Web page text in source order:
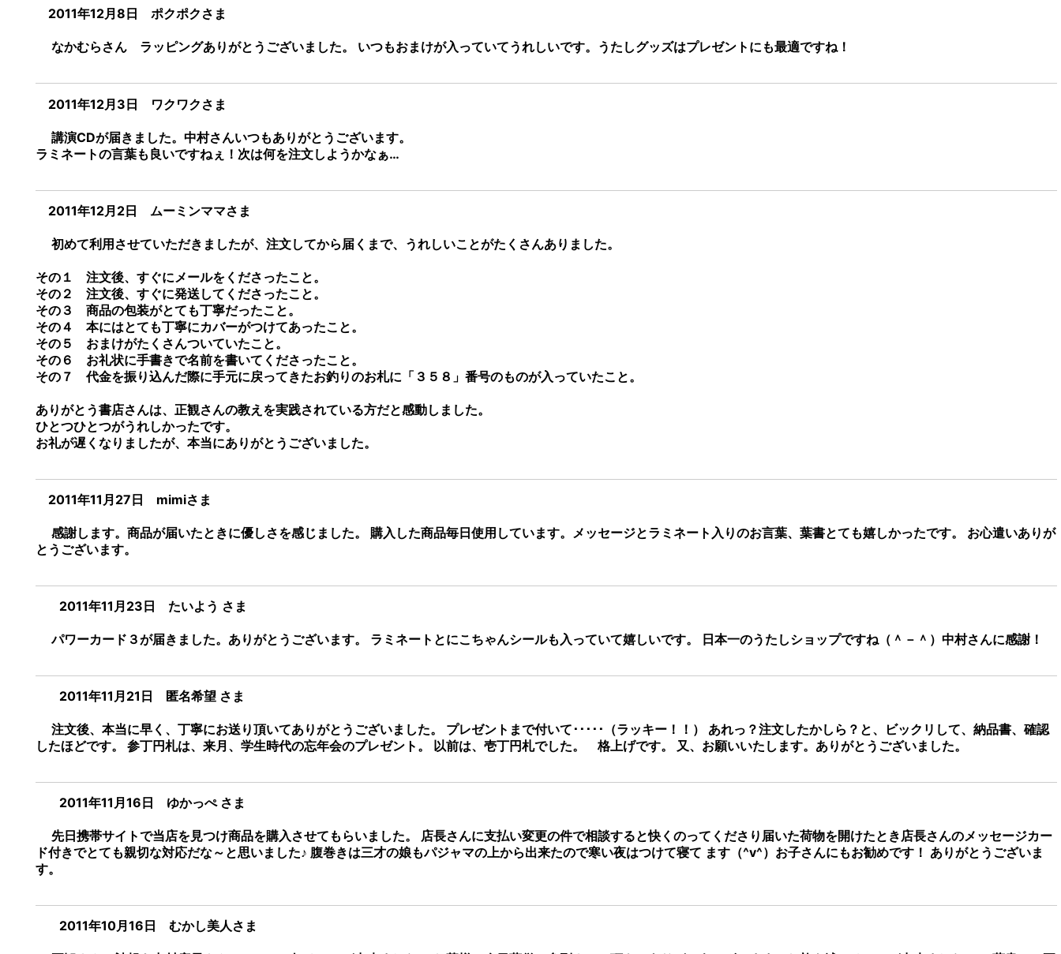
2011年12月8日 ポクポクさま
なかむらさん ラッピングありがとうございました。 いつもおまけが入っていてうれしいです。うたしグッズはプレゼントにも最適ですね！
2011年12月3日 ワクワクさま
講演CDが届きました。中村さんいつもありがとうございます。
ラミネートの言葉も良いですねぇ！次は何を注文しようかなぁ…
2011年12月2日 ムーミンママさま
初めて利用させていただきましたが、注文してから届くまで、うれしいことがたくさんありました。
その１ 注文後、すぐにメールをくださったこと。
その２ 注文後、すぐに発送してくださったこと。
その３ 商品の包装がとても丁寧だったこと。
その４ 本にはとても丁寧にカバーがつけてあったこと。
その５ おまけがたくさんついていたこと。
その６ お礼状に手書きで名前を書いてくださったこと。
その７ 代金を振り込んだ際に手元に戻ってきたお釣りのお札に「３５８」番号のものが入っていたこと。
ありがとう書店さんは、正観さんの教えを実践されている方だと感動しました。
ひとつひとつがうれしかったです。
お礼が遅くなりましたが、本当にありがとうございました。
2011年11月27日 mimiさま
感謝します。商品が届いたときに優しさを感じました。 購入した商品毎日使用しています。メッセージとラミネート入りのお言葉、葉書とても嬉しかったです。 お心遣いありが
とうございます。
2011年11月23日 たいよう さま
パワーカード３が届きました。ありがとうございます。 ラミネートとにこちゃんシールも入っていて嬉しいです。 日本一のうたしショップですね（＾－＾）中村さんに感謝！
2011年11月21日 匿名希望 さま
注文後、本当に早く、丁寧にお送り頂いてありがとうございました。 プレゼントまで付いて･････（ラッキー！！） あれっ？注文したかしら？と、ビックリして、納品書、確認
したほどです。 参丁円札は、来月、学生時代の忘年会のプレゼント。 以前は、壱丁円札でした。 格上げです。 又、お願いいたします。ありがとうございました。
2011年11月16日 ゆかっぺ さま
先日携帯サイトで当店を見つけ商品を購入させてもらいました。 店長さんに支払い変更の件で相談すると快くのってくださり届いた荷物を開けたとき店長さんのメッセージカー
ド付きでとても親切な対応だな～と思いました♪ 腹巻きは三才の娘もパジャマの上から出来たので寒い夜はつけて寝て ます（^v^）お子さんにもお勧めです！ ありがとうございま
す。
2011年10月16日 むかし美人さま